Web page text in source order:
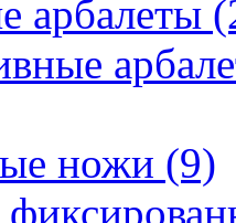
арбалеты
ножи (9)